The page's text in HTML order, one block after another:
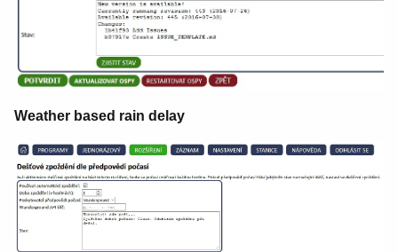
Weather based rain delay